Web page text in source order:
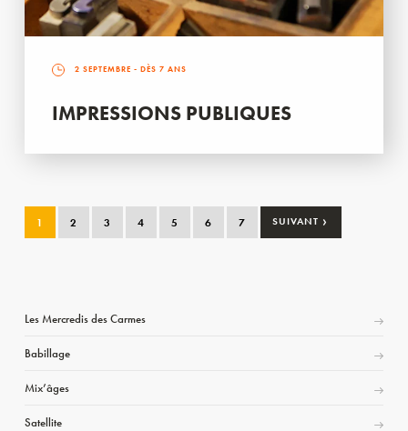
2 SEPTEMBRE - DÈS 7 ANS
IMPRESSIONS PUBLIQUES
1 2 3 4 5 6 7 SUIVANT ›
Les Mercredis des Carmes
Babillage
Mix’âges
Satellite